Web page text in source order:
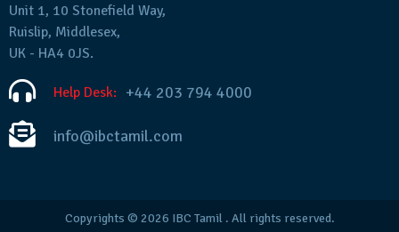
Unit 1, 10 Stonefield Way,
Ruislip, Middlesex,
UK - HA4 0JS.
Help Desk: +44 203 794 4000
info@ibctamil.com
Copyrights © 2026 IBC Tamil. All rights reserved.